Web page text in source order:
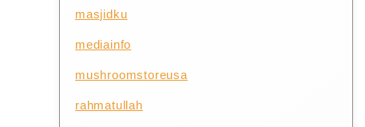
masjidku
mediainfo
mushroomstoreusa
rahmatullah